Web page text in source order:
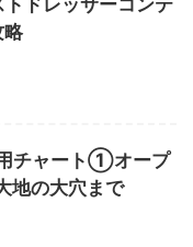
トドレッサーコンテ
略
チャート①オープ
地の大穴まで